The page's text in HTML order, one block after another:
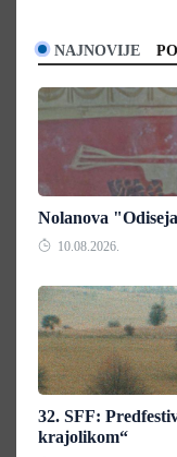
NAJNOVIJE
Nolanova
10.08.2026.
32. SFF:
krajolikom“